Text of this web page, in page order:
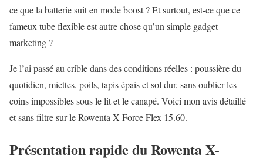
ce que la batterie suit en mode boost ? Et surtout, est-ce que ce
fameux tube flexible est autre chose qu’un simple gadget
marketing ?
Je l’ai passé au crible dans des conditions réelles : poussière du
quotidien, miettes, poils, tapis épais et sol dur, sans oublier les
coins impossibles sous le lit et le canapé. Voici mon avis détaillé
et sans filtre sur le Rowenta X-Force Flex 15.60.
Présentation rapide du Rowenta X-